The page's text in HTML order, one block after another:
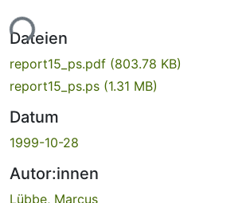
Dateien
report15_ps.pdf (803.78 KB)
report15_ps.ps (1.31 MB)
Datum
1999-10-28
Autor:innen
Lübbe, Marcus